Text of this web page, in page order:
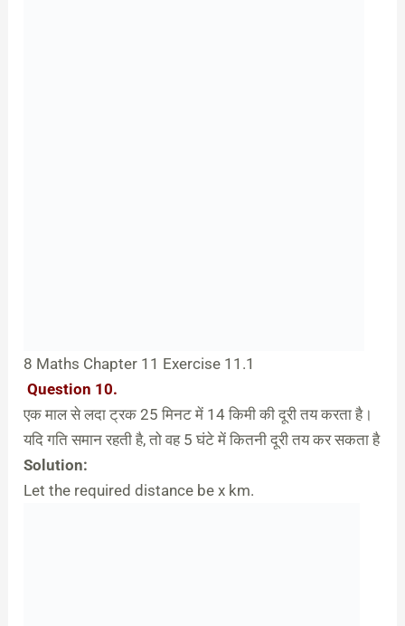
8 Maths Chapter 11 Exercise 11.1
Question 10.
एक माल से लदा ट्रक 25 मिनट में 14 किमी की दूरी तय करता है।
यदि गति समान रहती है, तो वह 5 घंटे में कितनी दूरी तय कर सकता है
Solution:
Let the required distance be x km.